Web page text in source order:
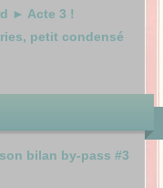
► Acte 3 !
petit condensé
bilan by-pass #3